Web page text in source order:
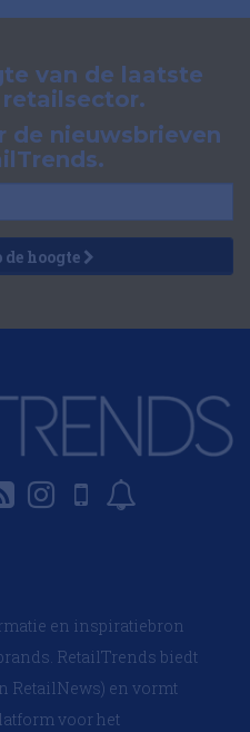
van de laatste
de nieuwsbrieven
hoogte
en inspiratiebron
RetailTrends biedt
RetailNews) en vormt
voor het